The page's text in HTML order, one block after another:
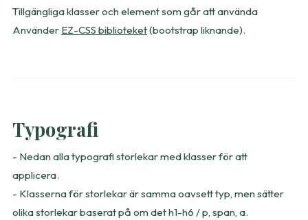
Tillgängliga klasser och element som går att använda
Använder EZ-CSS biblioteket(bootstrap liknande).
Typografi
- Nedan alla typografi storlekar med klasser för att
applicera.
- Klasserna för storlekar är samma oavsett typ, men sätter
olika storlekar baserat på om det h1-h6 / p, span, a.